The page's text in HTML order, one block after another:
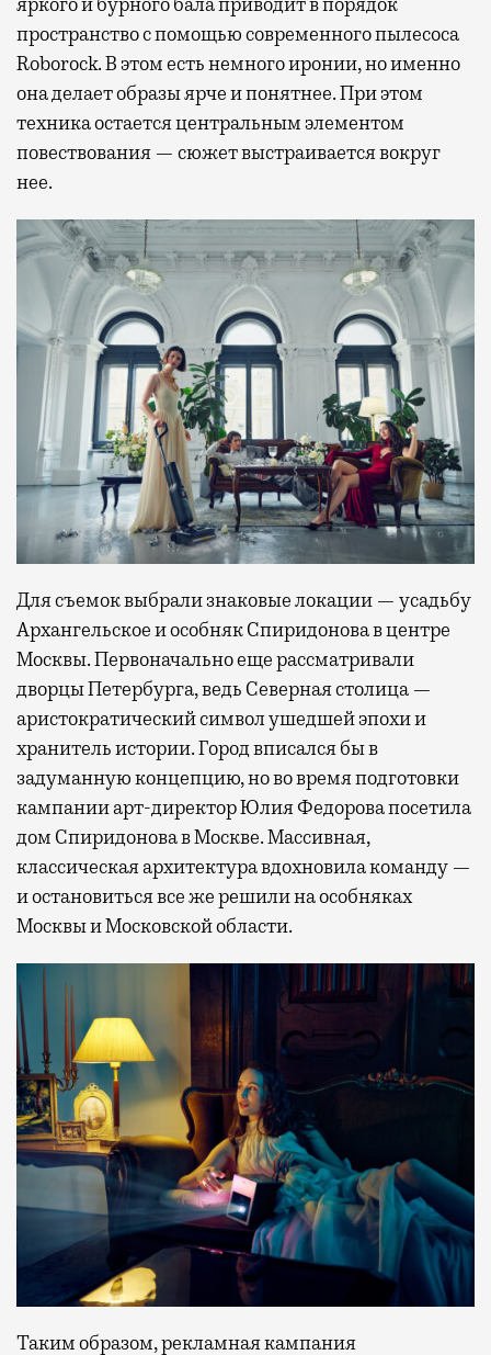
пространство с помощью современного пылесоса
Roborock. В этом есть немного иронии, но именно
она делает образы ярче и понятнее. При этом
техника остается центральным элементом
повествования — сюжет выстраивается вокруг
нее.
Для съемок выбрали знаковые локации — усадьбу
Архангельское и особняк Спиридонова в центре
Москвы. Первоначально еще рассматривали
дворцы Петербурга, ведь Северная столица —
аристократический символ ушедшей эпохи и
хранитель истории. Город вписался бы в
задуманную концепцию, но во время подготовки
кампании арт-директор Юлия Федорова посетила
дом Спиридонова в Москве. Массивная,
классическая архитектура вдохновила команду —
и остановиться все же решили на особняках
Москвы и Московской области.
Таким образом, рекламная кампания